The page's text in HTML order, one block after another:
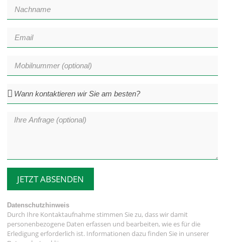
JETZT ABSENDEN
Datenschutzhinweis
Durch Ihre Kontaktaufnahme stimmen Sie zu, dass wir damit
personenbezogene Daten erfassen und bearbeiten, wie es für die
Erledigung erforderlich ist. Informationen dazu finden Sie in unserer